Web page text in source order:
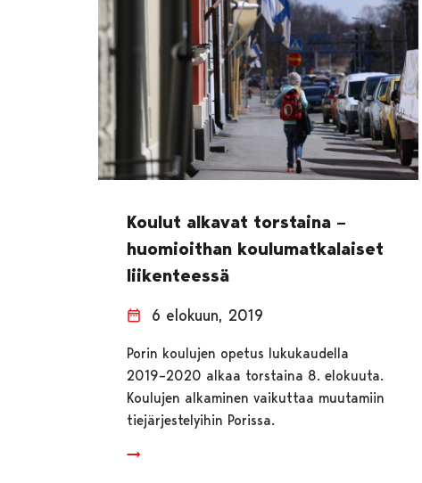
Koulut alkavat torstaina –
huomioithan koulumatkalaiset
liikenteessä
6 elokuun, 2019
Porin koulujen opetus lukukaudella
2019–2020 alkaa torstaina 8. elokuuta.
Koulujen alkaminen vaikuttaa muutamiin
tiejärjestelyihin Porissa.